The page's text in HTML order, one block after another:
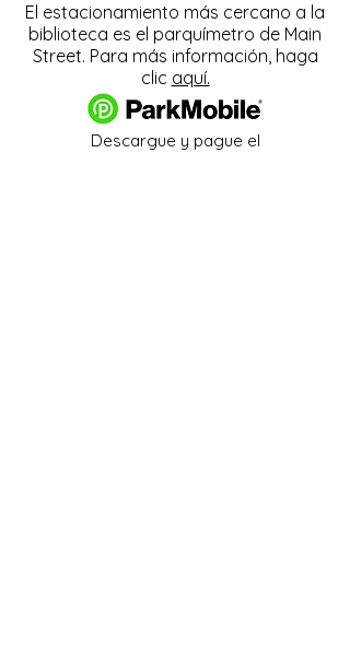
El estacionamiento más cercano a la
biblioteca es el parquímetro de Main
Street. Para más información, haga
clic aquí.
Descargue y pague el